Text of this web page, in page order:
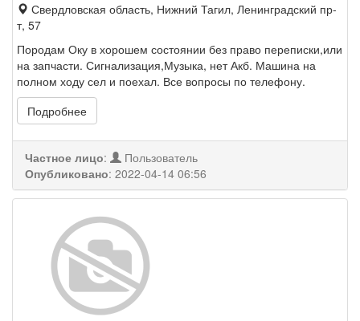
Свердловская область, Нижний Тагил, Ленинградский пр-
т, 57
Породам Оку в хорошем состоянии без право переписки,или
на запчасти. Сигнализация,Музыка, нет Акб. Машина на
полном ходу сел и поехал. Все вопросы по телефону.
Подробнее
Частное лицо:
Пользователь
Опубликовано: 2022-04-14 06:56